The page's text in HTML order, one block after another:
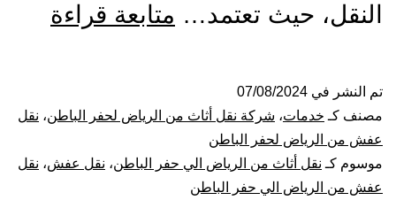
النقل، حيث تعتمد… متابعة قراءة
تم النشر في 07/08/2024
مصنف كـ خدمات، شركة نقل أثاث من الرياض لحفر الباطن، نقل
عفش من الرياض لحفر الباطن
موسوم كـ نقل أثاث من الرياض الي حفر الباطن، نقل عفش، نقل
عفش من الرياض الي حفر الباطن